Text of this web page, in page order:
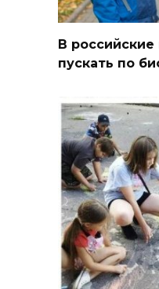
В
пускать по